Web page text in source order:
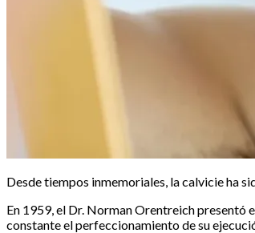
Desde tiempos inmemoriales, la calvicie ha
En 1959, el Dr. Norman Orentreich presentó
constante el perfeccionamiento de su